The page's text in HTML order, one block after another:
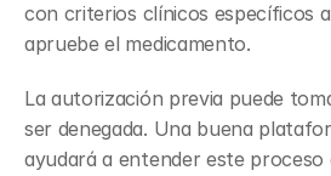
con criterios clínicos específicos
apruebe el medicamento.
La autorización previa puede
ser denegada. Una buena
ayudará a entender este proceso